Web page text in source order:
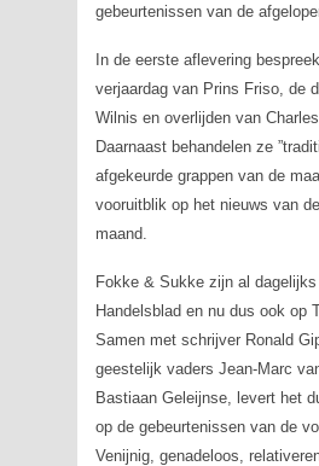
gebeurtenissen van de
In de eerste aflevering
verjaardag van Prins Friso, de
Wilnis en overlijden van
Daarnaast behandelen ze
afgekeurde grappen van de
vooruitblik op het nieuws van
maand.
Fokke & Sukke zijn al
Handelsblad en nu dus ook op
Samen met schrijver Ronald
geestelijk vaders Jean-Marc
Bastiaan Geleijnse, levert het
op de gebeurtenissen van de
Venijnig, genadeloos,